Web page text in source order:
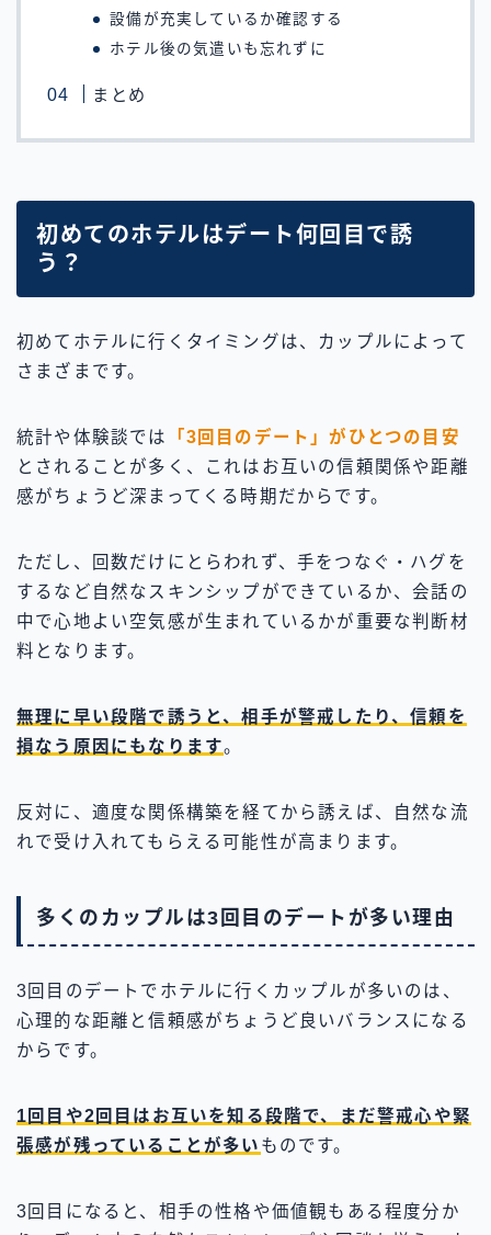
設備が充実しているか確認する
ホテル後の気遣いも忘れずに
まとめ
初めてのホテルはデート何回目で誘
う？
初めてホテルに行くタイミングは、カップルによって
さまざまです。
統計や体験談では
「3回目のデート」がひとつの目安
とされることが多く、これはお互いの信頼関係や距離
感がちょうど深まってくる時期だからです。
ただし、回数だけにとらわれず、手をつなぐ・ハグを
するなど自然なスキンシップができているか、会話の
中で心地よい空気感が生まれているかが重要な判断材
料となります。
無理に早い段階で誘うと、相手が警戒したり、信頼を
損なう原因にもなります。
反対に、適度な関係構築を経てから誘えば、自然な流
れで受け入れてもらえる可能性が高まります。
多くのカップルは3回目のデートが多い理由
3回目のデートでホテルに行くカップルが多いのは、
心理的な距離と信頼感がちょうど良いバランスになる
からです。
1回目や2回目はお互いを知る段階で、まだ警戒心や緊
張感が残っていることが多い ものです。
3回目になると、相手の性格や価値観もある程度分か